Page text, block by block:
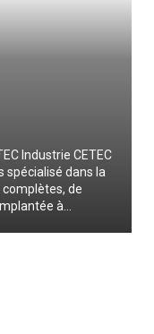
Industrie CETEC
spécialisé dans la
de
à...